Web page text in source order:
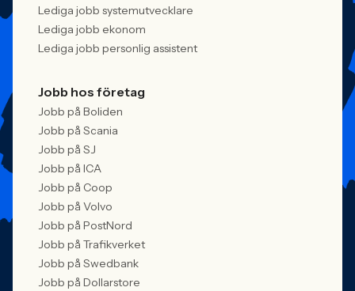
Lediga jobb systemutvecklare
Lediga jobb ekonom
Lediga jobb personlig assistent
Jobb hos företag
Jobb på Boliden
Jobb på Scania
Jobb på SJ
Jobb på ICA
Jobb på Coop
Jobb på Volvo
Jobb på PostNord
Jobb på Trafikverket
Jobb på Swedbank
Jobb på Dollarstore